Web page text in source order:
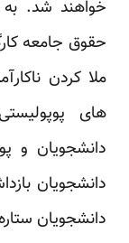
خواهند شد. به
حقوق جامعه
ملا کردن
های
دانشجویان و
دانشجویان
دانشجویان